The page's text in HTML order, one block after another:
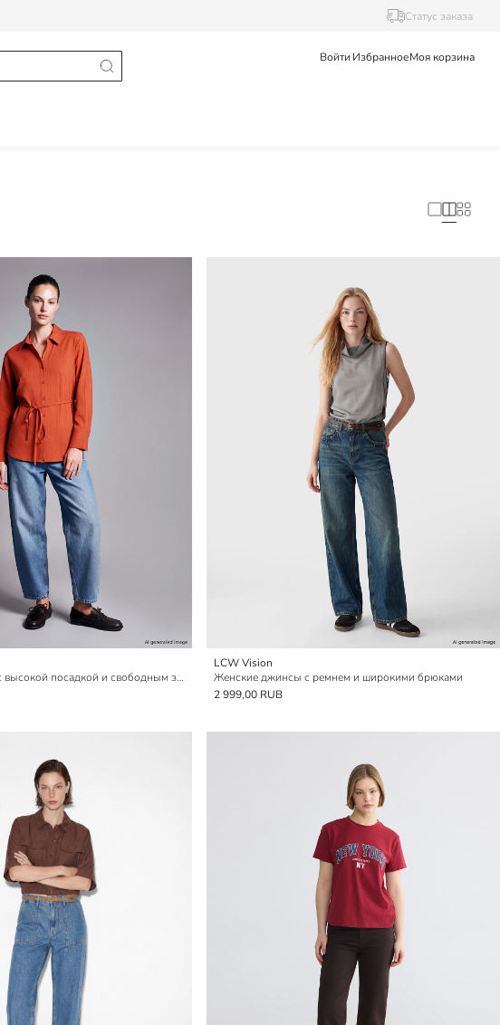
Статус заказа
Войти ИзбранноеМоя корзина
Женские джинсы с высокой посадкой и свободным зауженным кроем
LCW Vision
Женские джинсы с ремнем и широкими брюками
2 999,00 RUB